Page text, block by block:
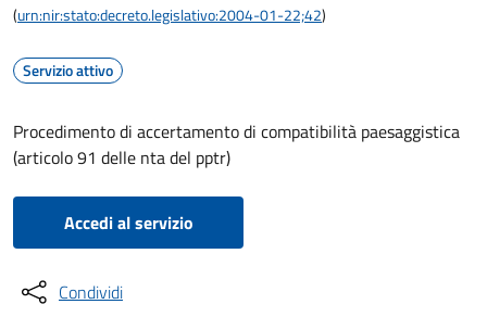
(urn:nir:stato:decreto.legislativo:2004-01-22;42)
Servizio attivo
Procedimento di accertamento di compatibilità paesaggistica
(articolo 91 delle nta del pptr)
Accedi al servizio
Condividi